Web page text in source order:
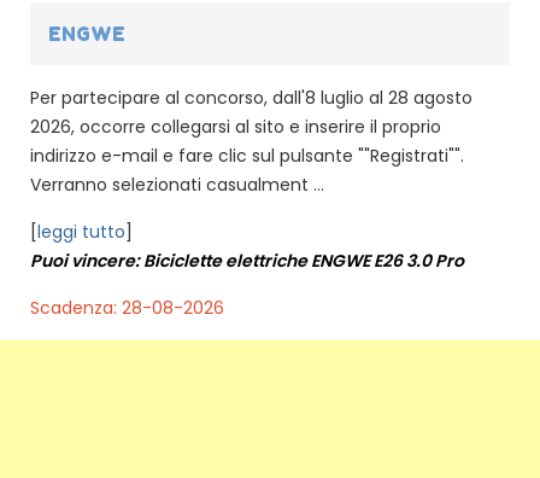
ENGWE
Per partecipare al concorso, dall'8 luglio al 28 agosto
2026, occorre collegarsi al sito e inserire il proprio
indirizzo e-mail e fare clic sul pulsante ""Registrati"".
Verranno selezionati casualment ...
[leggi tutto]
Puoi vincere: Biciclette elettriche ENGWE E26 3.0 Pro
Scadenza: 28-08-2026